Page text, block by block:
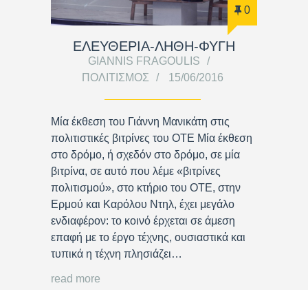
0
ΕΛΕΥΘΕΡΙΑ-ΛΗΘΗ-ΦΥΓΗ
GIANNIS FRAGOULIS
ΠΟΛΙΤΙΣΜΌΣ
15/06/2016
Μία έκθεση του Γιάννη Μανικάτη στις
πολιτιστικές βιτρίνες του ΟΤΕ Μία έκθεση
στο δρόμο, ή σχεδόν στο δρόμο, σε μία
βιτρίνα, σε αυτό που λέμε «βιτρίνες
πολιτισμού», στο κτήριο του ΟΤΕ, στην
Ερμού και Καρόλου Ντηλ, έχει μεγάλο
ενδιαφέρον: το κοινό έρχεται σε άμεση
επαφή με το έργο τέχνης, ουσιαστικά και
τυπικά η τέχνη πλησιάζει…
read more